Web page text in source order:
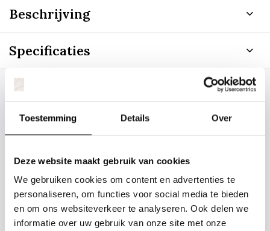
Toestemming Details Over
Deze website maakt gebruik van cookies
We gebruiken cookies om content en advertenties te
personaliseren, om functies voor social media te bieden
en om ons websiteverkeer te analyseren. Ook delen we
informatie over uw gebruik van onze site met onze
Beschrijving
Specificaties
Staat uw plantsoort of maat er niet
tussen? Laat het ons weten, dan
gaan we voor u kijken. Stuur ons
vorm. Wilt u weten hoe uw plant of
boom er ongeveer eruit ziet? We
kunnen u een foto sturen.